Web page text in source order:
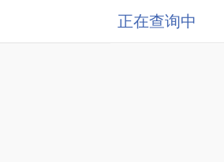
正在查询中